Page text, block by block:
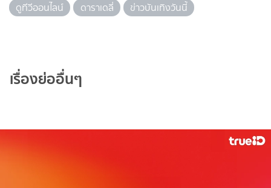
ดูทีวีออนไลน์
ดาราเดลี่ ข่าวบันเทิงวันนี้
เรื่องย่ออื่นๆ